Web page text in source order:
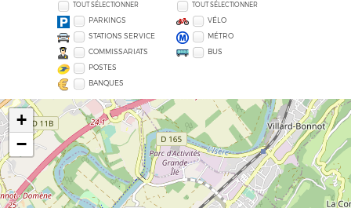
TOUT SÉLECTIONNER
PARKINGS
STATIONS SERVICE
COMMISSARIATS
POSTES
BANQUES
TOUT SÉLECTIONNER
VÉLO
MÉTRO
BUS
+
−